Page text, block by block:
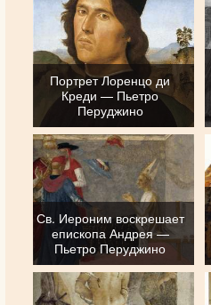
Портрет Лоренцо ди
Креди — Пьетро
Перуджино
Св. Иероним воскрешает
епископа Андрея —
Пьетро Перуджино